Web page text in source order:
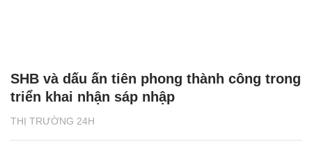
THỊ TRƯỜNG 24H
SHB và dấu ấn tiên phong thành công trong
triển khai nhận sáp nhập